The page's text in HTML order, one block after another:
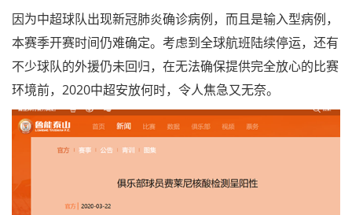
因为中超球队出现新冠肺炎确诊病例，而且是输入型病例，
本赛季开赛时间仍难确定。考虑到全球航班陆续停运，还有
不少球队的外援仍未回归，在无法确保提供完全放心的比赛
环境前，2020中超安放何时，令人焦急又无奈。